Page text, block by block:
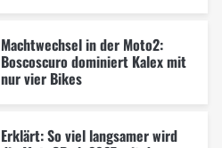
Machtwechsel in der Moto2:
Boscoscuro dominiert Kalex mit
nur vier Bikes
Erklärt: So viel langsamer wird